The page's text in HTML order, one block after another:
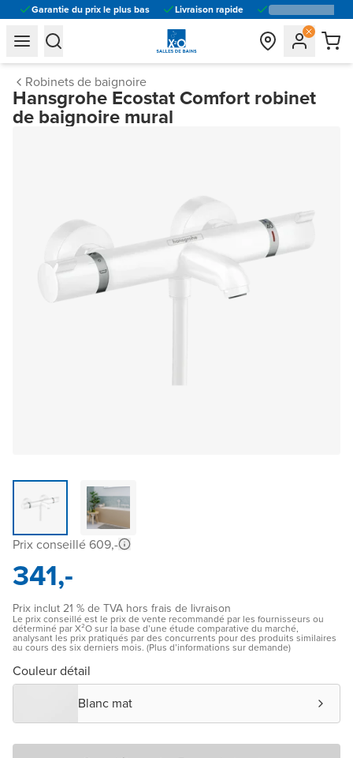
Garantie du prix le plus bas Livraison rapide
general.navigation.toggle_menu.label
general.navigation.toggle_menu.label
Robinets de baignoire
Hansgrohe Ecostat Comfort robinet
de baignoire mural
Prix conseillé 609,-
341,-
Prix inclut 21 % de TVA hors frais de livraison
Le prix conseillé est le prix de vente recommandé par les fournisseurs ou
déterminé par X²O sur la base d’une étude comparative du marché,
analysant les prix pratiqués par des concurrents pour des produits similaires
au cours des six derniers mois. (Plus d’informations sur demande)
Couleur détail
Blanc mat